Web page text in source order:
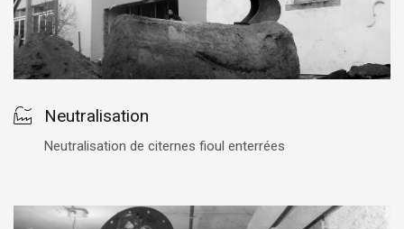
Neutralisation
Neutralisation de citernes fioul enterrées